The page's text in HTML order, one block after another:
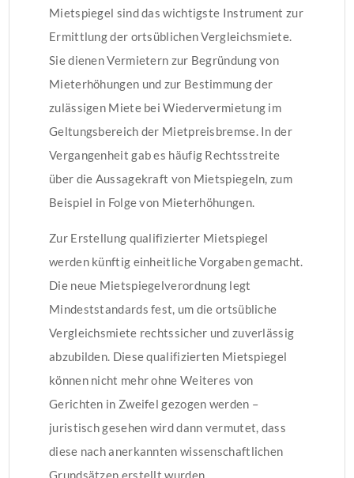
Mietspiegel sind das wichtigste Instrument zur
Ermittlung der ortsüblichen Vergleichsmiete.
Sie dienen Vermietern zur Begründung von
Mieterhöhungen und zur Bestimmung der
zulässigen Miete bei Wiedervermietung im
Geltungsbereich der Mietpreisbremse. In der
Vergangenheit gab es häufig Rechtsstreite
über die Aussagekraft von Mietspiegeln, zum
Beispiel in Folge von Mieterhöhungen.
Zur Erstellung qualifizierter Mietspiegel
werden künftig einheitliche Vorgaben gemacht.
Die neue Mietspiegelverordnung legt
Mindeststandards fest, um die ortsübliche
Vergleichsmiete rechtssicher und zuverlässig
abzubilden. Diese qualifizierten Mietspiegel
können nicht mehr ohne Weiteres von
Gerichten in Zweifel gezogen werden –
juristisch gesehen wird dann vermutet, dass
diese nach anerkannten wissenschaftlichen
Grundsätzen erstellt wurden.